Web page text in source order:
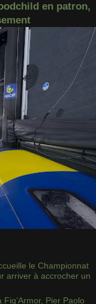
en patron,
le Championnat
arriver à accrocher un
Pier Paolo